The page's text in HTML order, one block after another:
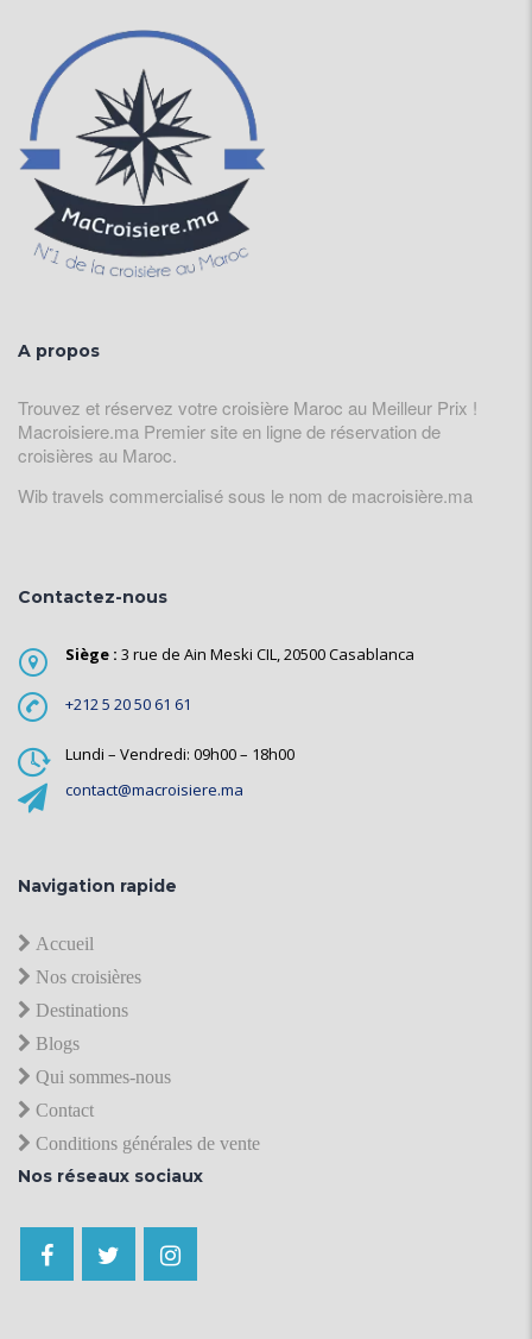
A propos
Trouvez et réservez votre croisière Maroc au Meilleur Prix !
Macroisiere.ma Premier site en ligne de réservation de
croisières au Maroc.
Wib travels commercialisé sous le nom de macroisière.ma
Contactez-nous
Siège : 3 rue de Ain Meski CIL, 20500 Casablanca
+212 5 20 50 61 61
Lundi – Vendredi: 09h00 – 18h00
contact@macroisiere.ma
Navigation rapide
Accueil
Nos croisières
Destinations
Blogs
Qui sommes-nous
Contact
Conditions générales de vente
Nos réseaux sociaux